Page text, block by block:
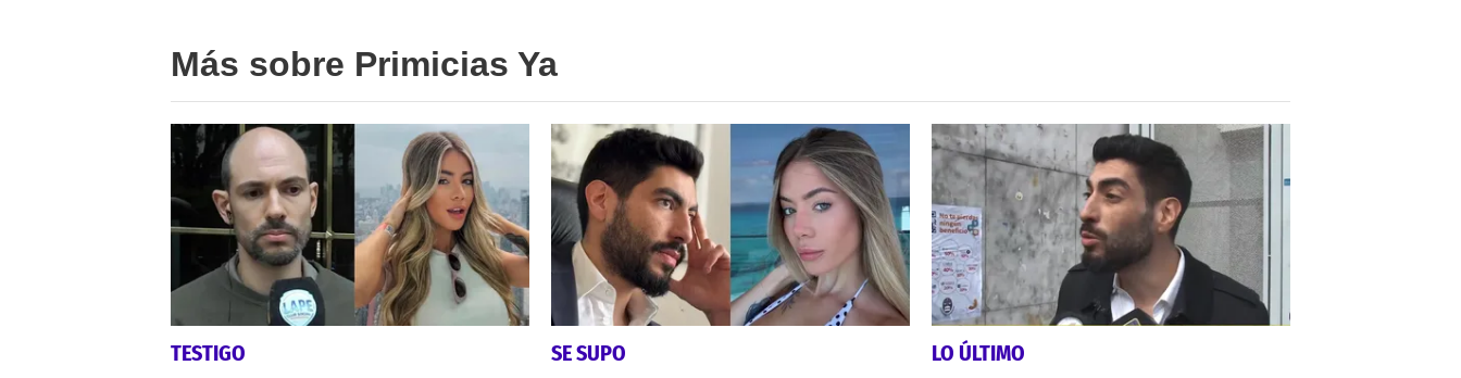
Más sobre Primicias Ya
TESTIGO
SE SUPO
LO ÚLTIMO